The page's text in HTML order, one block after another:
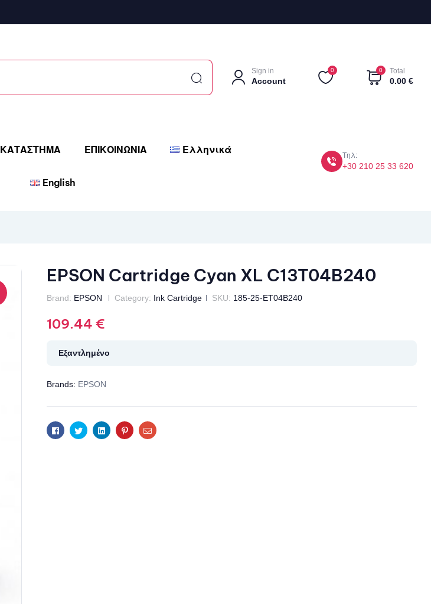
Sign in
Account
0 0 Total
0.00 €
ΚΑΤΑΣΤΗΜΑ ΕΠΙΚΟΙΝΩΝΙΑ Ελληνικά
English
Τηλ:
+30 210 25 33 620
EPSON Cartridge Cyan XL C13T04B240
Brand: EPSON Category: Ink Cartridge SKU: 185-25-ET04B240
109.44 €
Εξαντλημένο
Brands: EPSON
FacebookTwitterLinkedinPinterestEmail